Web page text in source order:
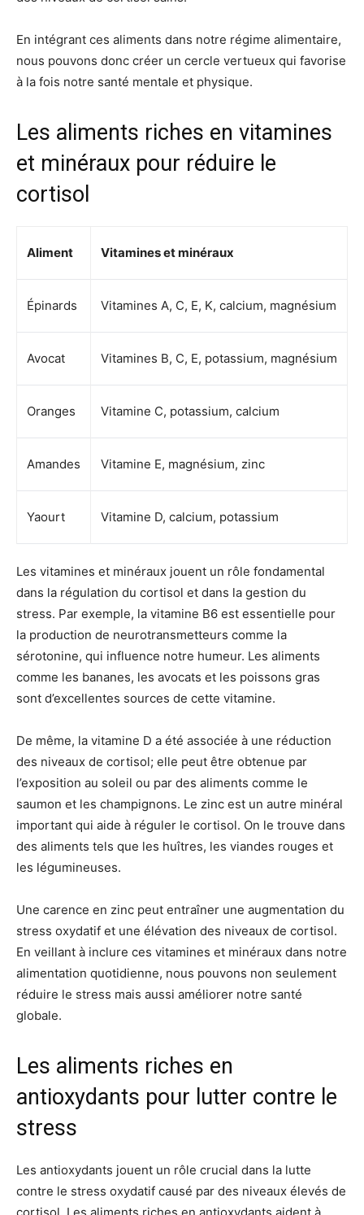
En intégrant ces aliments dans notre régime alimentaire,
nous pouvons donc créer un cercle vertueux qui favorise
à la fois notre santé mentale et physique.
Les aliments riches en vitamines
et minéraux pour réduire le
cortisol
Aliment Vitamines et minéraux
Épinards Vitamines A, C, E, K, calcium, magnésium
Avocat Vitamines B, C, E, potassium, magnésium
Oranges Vitamine C, potassium, calcium
Amandes Vitamine E, magnésium, zinc
Yaourt Vitamine D, calcium, potassium
Les vitamines et minéraux jouent un rôle fondamental
dans la régulation du cortisol et dans la gestion du
stress. Par exemple, la vitamine B6 est essentielle pour
la production de neurotransmetteurs comme la
sérotonine, qui influence notre humeur. Les aliments
comme les bananes, les avocats et les poissons gras
sont d’excellentes sources de cette vitamine.
De même, la vitamine D a été associée à une réduction
des niveaux de cortisol; elle peut être obtenue par
l’exposition au soleil ou par des aliments comme le
saumon et les champignons. Le zinc est un autre minéral
important qui aide à réguler le cortisol. On le trouve dans
des aliments tels que les huîtres, les viandes rouges et
les légumineuses.
Une carence en zinc peut entraîner une augmentation du
stress oxydatif et une élévation des niveaux de cortisol.
En veillant à inclure ces vitamines et minéraux dans notre
alimentation quotidienne, nous pouvons non seulement
réduire le stress mais aussi améliorer notre santé
globale.
Les aliments riches en
antioxydants pour lutter contre le
stress
Les antioxydants jouent un rôle crucial dans la lutte
contre le stress oxydatif causé par des niveaux élevés de